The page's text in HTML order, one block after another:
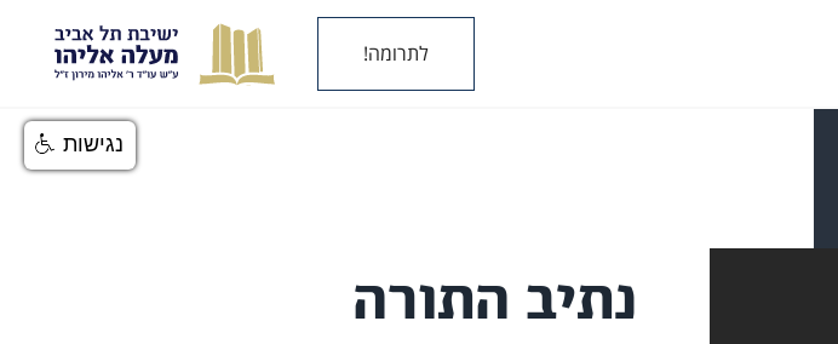
לתרומה!
נתיב התורה
נגישות